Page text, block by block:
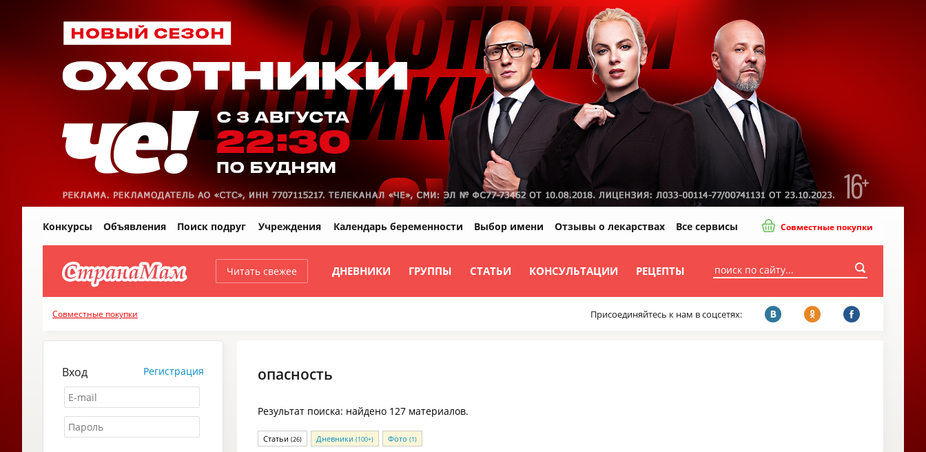
Читать свежее ДНЕВНИКИ ГРУППЫ СТАТЬИ КОНСУЛЬТАЦИИ РЕЦЕПТЫ
Конкурсы Объявления Поиск подруг Учреждения Календарь беременности Выбор имени Отзывы о лекарствах Все сервисы Совместные покупки
Совместные покупки Присоединяйтесь к нам в соцсетях:
опасность
Результат поиска: найдено 127 материалов.
Статьи (26) Дневники (100+) Фото (1)
Вход Регистрация